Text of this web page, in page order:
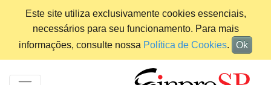
Este site utiliza exclusivamente cookies essenciais,
necessários para seu funcionamento. Para mais
informações, consulte nossa Política de Cookies. Ok